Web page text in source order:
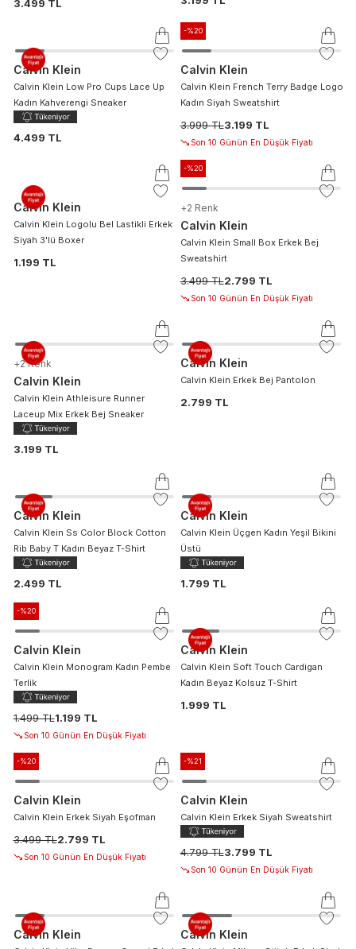
3.499 TL
Calvin Klein
Calvin Klein Low Pro Cups Lace Up
Kadın Kahverengi Sneaker
4.499 TL
-%20
Calvin Klein
Calvin Klein French Terry Badge Logo
Kadın Siyah Sweatshirt
3.999 TL3.199 TL
Son 10 Günün En Düşük Fiyatı
Calvin Klein
Calvin Klein Logolu Bel Lastikli Erkek
Siyah 3'lü Boxer
1.199 TL
-%20
+2 Renk
Calvin Klein
Calvin Klein Small Box Erkek Bej
Sweatshirt
3.499 TL2.799 TL
Son 10 Günün En Düşük Fiyatı
+2 Renk
Calvin Klein
Calvin Klein Athleisure Runner
Laceup Mix Erkek Bej Sneaker
3.199 TL
Calvin Klein
Calvin Klein Erkek Bej Pantolon
2.799 TL
Calvin Klein
Calvin Klein Ss Color Block Cotton
Rib Baby T Kadın Beyaz T-Shirt
2.499 TL
Calvin Klein
Calvin Klein Üçgen Kadın Yeşil Bikini
Üstü
1.799 TL
-%20
Calvin Klein
Calvin Klein Monogram Kadın Pembe
Terlik
1.499 TL1.199 TL
Son 10 Günün En Düşük Fiyatı
Calvin Klein
Calvin Klein Soft Touch Cardigan
Kadın Beyaz Kolsuz T-Shirt
1.999 TL
-%20
Calvin Klein
Calvin Klein Erkek Siyah Eşofman
3.499 TL2.799 TL
Son 10 Günün En Düşük Fiyatı
-%21
Calvin Klein
Calvin Klein Erkek Siyah Sweatshirt
4.799 TL3.799 TL
Son 10 Günün En Düşük Fiyatı
Calvin Klein Calvin Klein